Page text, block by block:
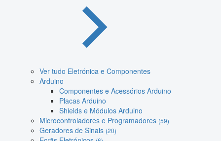
Ver tudo Eletrónica e Componentes
Arduino
Componentes e Acessórios Arduino
Placas Arduino
Shields e Módulos Arduino
Microcontroladores e Programadores (59)
Geradores de Sinais (20)